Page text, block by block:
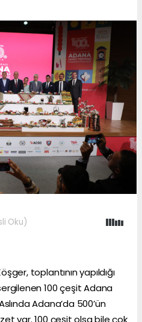
Oku)
toplantının yapıldığı
100 çeşit Adana
Adana’da 500’ün
var. 100 çeşit olsa bile çok